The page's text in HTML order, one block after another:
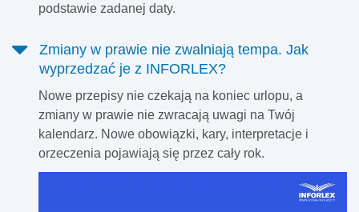
podstawie zadanej daty.
Zmiany w prawie nie zwalniają tempa. Jak
wyprzedzać je z INFORLEX?
Nowe przepisy nie czekają na koniec urlopu, a
zmiany w prawie nie zwracają uwagi na Twój
kalendarz. Nowe obowiązki, kary, interpretacje i
orzeczenia pojawiają się przez cały rok.